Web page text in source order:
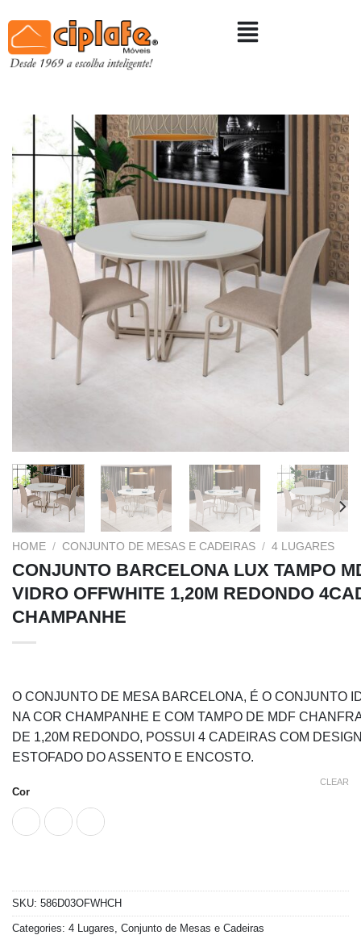
HOME / CONJUNTO DE MESAS E CADEIRAS / 4 LUGARES
CONJUNTO BARCELONA LUX TAMPO
VIDRO OFFWHITE 1,20M REDONDO
CHAMPANHE
O CONJUNTO DE MESA BARCELONA, É O CONJUNTO
NA COR CHAMPANHE E COM TAMPO DE MDF
DE 1,20M REDONDO, POSSUI 4 CADEIRAS COM
ESTOFADO DO ASSENTO E ENCOSTO.
Cor
CLEAR
SKU: 586D03OFWHCH
Categories: 4 Lugares Conjunto de Mesas e Cadeiras